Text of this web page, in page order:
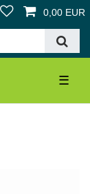
0,00 EUR
☰